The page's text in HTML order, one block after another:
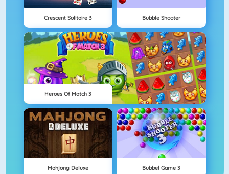
Crescent Solitaire 3 Bubble Shooter
Heroes Of Match 3
Mahjong Deluxe Bubbel Game 3